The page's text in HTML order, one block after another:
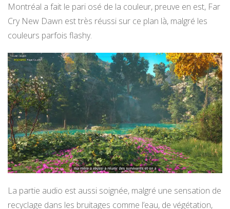
Montréal a fait le pari osé de la couleur, preuve en est, Far
Cry New Dawn est très réussi sur ce plan là, malgré les
couleurs parfois flashy.
La partie audio est aussi soignée, malgré une sensation de
recyclage dans les bruitages comme l’eau, de végétation,